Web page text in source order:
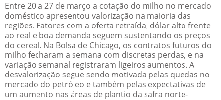
Entre 20 a 27 de março a cotação do milho no mercado
doméstico apresentou valorização na maioria das
regiões. Fatores com a oferta retraída, dólar alto frente
ao real e boa demanda seguem sustentando os preços
do cereal. Na Bolsa de Chicago, os contratos futuros do
milho fecharam a semana com discretas perdas, e na
variação semanal registraram ligeiros aumentos. A
desvalorização segue sendo motivada pelas quedas no
mercado do petróleo e também pelas expectativas de
um aumento nas áreas de plantio da safra norte-